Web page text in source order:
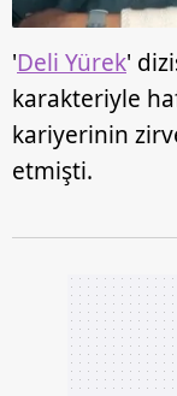
'Deli Yürek'
karakteriyle
kariyerinin
etmişti.